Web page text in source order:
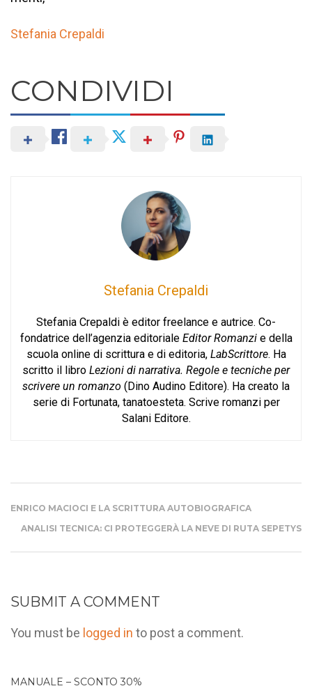
Stefania Crepaldi
CONDIVIDI
Stefania Crepaldi
Stefania Crepaldi è editor freelance e autrice. Co-
fondatrice dell’agenzia editoriale Editor Romanzie della
scuola online di scrittura e di editoria, LabScrittore. Ha
scritto il libro Lezioni di narrativa. Regole e tecniche per
scrivere un romanzo (Dino Audino Editore). Ha creato la
serie di Fortunata, tanatoesteta. Scrive romanzi per
Salani Editore.
ENRICO MACIOCI E LA SCRITTURA AUTOBIOGRAFICA
ANALISI TECNICA: CI PROTEGGERÀ LA NEVE DI RUTA SEPETYS
SUBMIT A COMMENT
You must be logged in to post a comment.
MANUALE – SCONTO 30%